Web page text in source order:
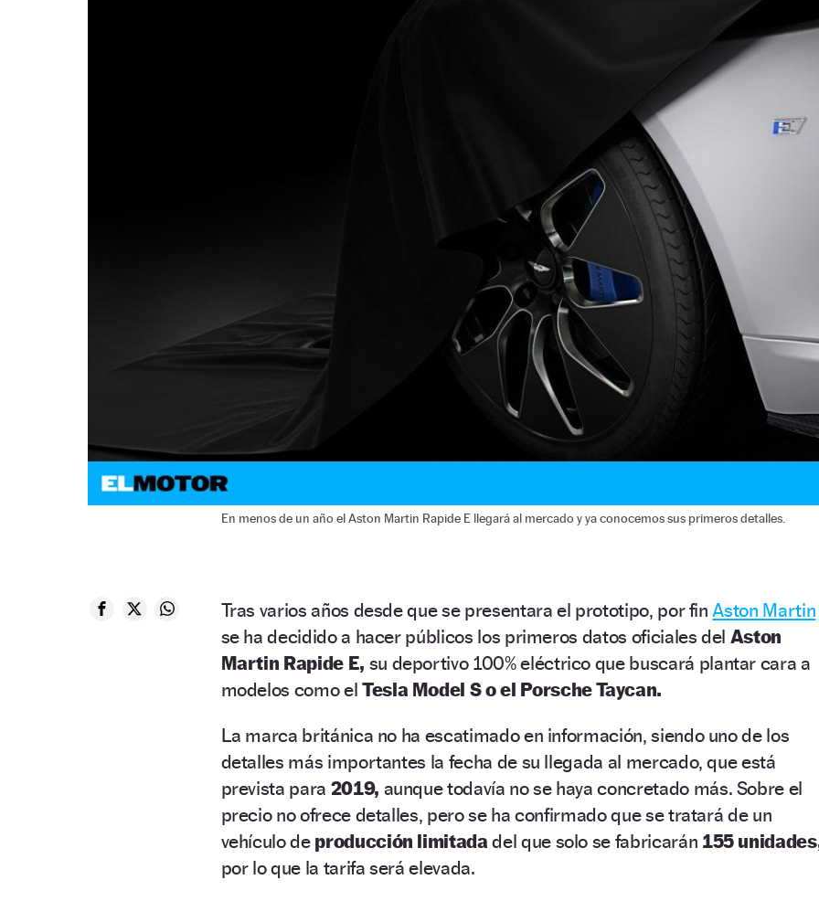
En menos de un año el Aston Martin Rapide E llegará al mercado y ya conocemos sus primeros detalles.
Tras varios años desde que se presentara el prototipo, por fin Aston Martin
se ha decidido a hacer públicos los primeros datos oficiales del Aston
Martin Rapide E, su deportivo 100% eléctrico que buscará plantar cara a
modelos como el Tesla Model S o el Porsche Taycan.
La marca británica no ha escatimado en información, siendo uno de los
detalles más importantes la fecha de su llegada al mercado, que está
prevista para 2019, aunque todavía no se haya concretado más. Sobre el
precio no ofrece detalles, pero se ha confirmado que se tratará de un
vehículo de producción limitada del que solo se fabricarán 155
por lo que la tarifa será elevada.